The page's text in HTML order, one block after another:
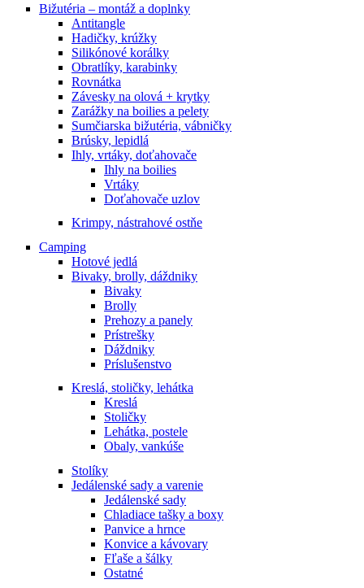
Bižutéria – montáž a doplnky
Antitangle
Hadičky, krúžky
Silikónové korálky
Obratlíky, karabinky
Rovnátka
Závesky na olová + krytky
Zarážky na boilies a pelety
Sumčiarska bižutéria, vábničky
Brúsky, lepidlá
Ihly, vrtáky, doťahovače
Ihly na boilies
Vrtáky
Doťahovače uzlov
Krimpy, nástrahové ostňe
Camping
Hotové jedlá
Bivaky, brolly, dáždniky
Bivaky
Brolly
Prehozy a panely
Prístrešky
Dáždniky
Príslušenstvo
Kreslá, stoličky, lehátka
Kreslá
Stoličky
Lehátka, postele
Obaly, vankúše
Stolíky
Jedálenské sady a varenie
Jedálenské sady
Chladiace tašky a boxy
Panvice a hrnce
Konvice a kávovary
Fľaše a šálky
Ostatné